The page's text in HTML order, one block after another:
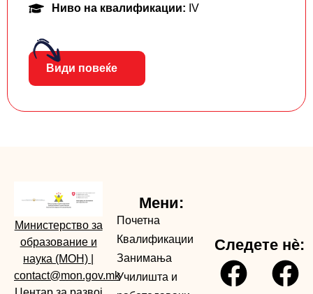
Ниво на квалификации: IV
Види повеќе
Министерство за
образование и
наука (МОН)
contact@mon.gov.mk
Мени:
Почетна
Квалификации
Занимања
Училишта и
Следете нè: